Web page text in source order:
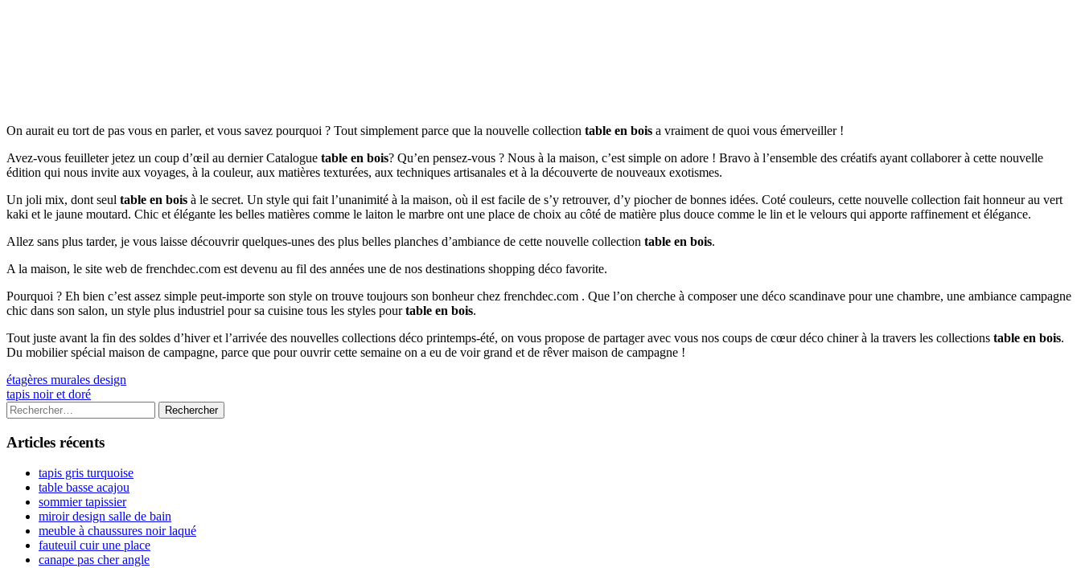
On aurait eu tort de pas vous en parler, et vous savez pourquoi ? Tout simplement parce que la nouvelle collection table en bois a vraiment de quoi vous émerveiller !
Avez-vous feuilleter jetez un coup d’œil au dernier Catalogue table en bois? Qu’en pensez-vous ? Nous à la maison, c’est simple on adore ! Bravo à l’ensemble des créatifs ayant collaborer à cette nouvelle
édition qui nous invite aux voyages, à la couleur, aux matières texturées, aux techniques artisanales et à la découverte de nouveaux exotismes.
Un joli mix, dont seul table en bois à le secret. Un style qui fait l’unanimité à la maison, où il est facile de s’y retrouver, d’y piocher de bonnes idées. Coté couleurs, cette nouvelle collection fait honneur au vert
kaki et le jaune moutard. Chic et élégante les belles matières comme le laiton le marbre ont une place de choix au côté de matière plus douce comme le lin et le velours qui apporte raffinement et élégance.
Allez sans plus tarder, je vous laisse découvrir quelques-unes des plus belles planches d’ambiance de cette nouvelle collection table en bois.
A la maison, le site web de frenchdec.com est devenu au fil des années une de nos destinations shopping déco favorite.
Pourquoi ? Eh bien c’est assez simple peut-importe son style on trouve toujours son bonheur chez frenchdec.com . Que l’on cherche à composer une déco scandinave pour une chambre, une ambiance campagne
chic dans son salon, un style plus industriel pour sa cuisine tous les styles pourtable en bois.
Tout juste avant la fin des soldes d’hiver et l’arrivée des nouvelles collections déco printemps-été, on vous propose de partager avec vous nos coups de cœur déco chiner à la travers les collections table en bois.
Du mobilier spécial maison de campagne, parce que pour ouvrir cette semaine on a eu de voir grand et de rêver maison de campagne !
Navigation
de
l’article
Previous
article:
étagères murales design
Next
article:
tapis noir et doré
Colonne
latérale
principale
Rechercher :
Articles récents
tapis gris turquoise
table basse acajou
sommier tapissier
miroir design salle de bain
meuble à chaussures noir laqué
fauteuil cuir une place
canape pas cher angle